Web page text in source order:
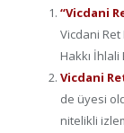
“Vicdani
Vicdani Ret
Hakkı İhlali
Vicdani
de üyesi
nitelikli